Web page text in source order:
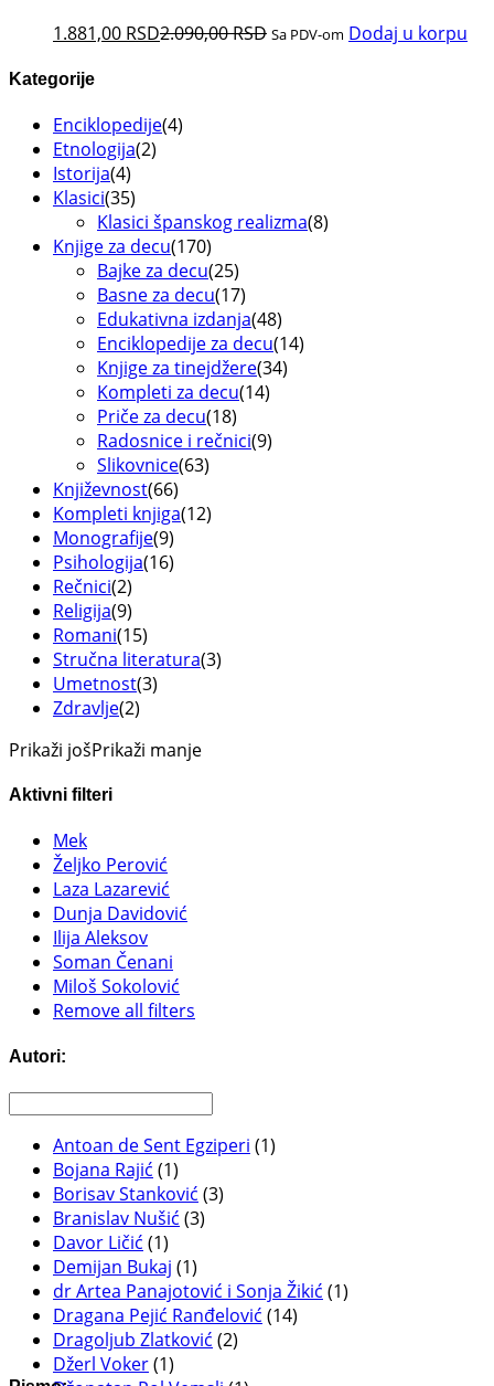
1.881,00 RSD2.090,00RSD Sa PDV-om Dodaj u korpu
Kategorije
Enciklopedije(4)
Etnologija(2)
Istorija(4)
Klasici(35)
Klasici španskog realizma(8)
Knjige za decu(170)
Bajke za decu(25)
Basne za decu(17)
Edukativna izdanja(48)
Enciklopedije za decu(14)
Knjige za tinejdžere(34)
Kompleti za decu(14)
Priče za decu(18)
Radosnice i rečnici(9)
Slikovnice(63)
Književnost(66)
Kompleti knjiga(12)
Monografije(9)
Psihologija(16)
Rečnici(2)
Religija(9)
Romani(15)
Stručna literatura(3)
Umetnost(3)
Zdravlje(2)
Prikaži jošPrikaži manje
Aktivni filteri
Mek
Željko Perović
Laza Lazarević
Dunja Davidović
Ilija Aleksov
Soman Čenani
Miloš Sokolović
Remove all filters
Autori:
Antoan de Sent Egziperi (1)
Bojana Rajić (1)
Borisav Stanković (3)
Branislav Nušić (3)
Davor Ličić (1)
Demijan Bukaj (1)
dr Artea Panajotović i Sonja Žikić (1)
Dragana Pejić Ranđelović (14)
Dragoljub Zlatković (2)
Džerl Voker(1)